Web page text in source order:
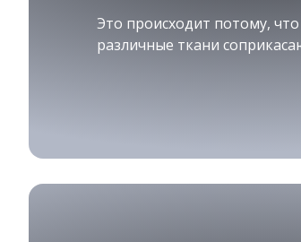
Это происходит потому,
различные ткани